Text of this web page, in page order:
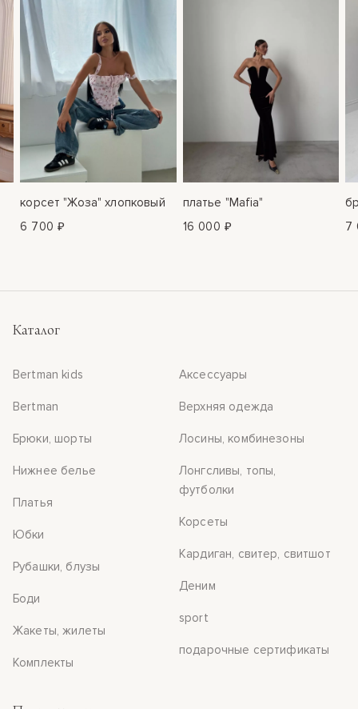
корсет "Жоза" хлопковый
6 700 ₽
платье "Mafia"
16 000 ₽
7
Каталог
Bertman kids
Bertman
Брюки, шорты
Нижнее белье
Платья
Юбки
Рубашки, блузы
Боди
Жакеты, жилеты
Комплекты
Аксессуары
Верхняя одежда
Лосины, комбинезоны
Лонгсливы, топы,
футболки
Корсеты
Кардиган, свитер, свитшот
Деним
sport
подарочные сертификаты